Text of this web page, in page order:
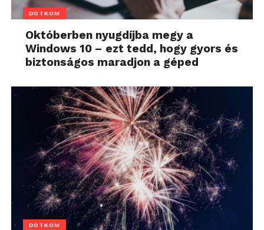
DOTKOM
Októberben nyugdíjba megy a
Windows 10 – ezt tedd, hogy gyors és
biztonságos maradjon a géped
DOTKOM